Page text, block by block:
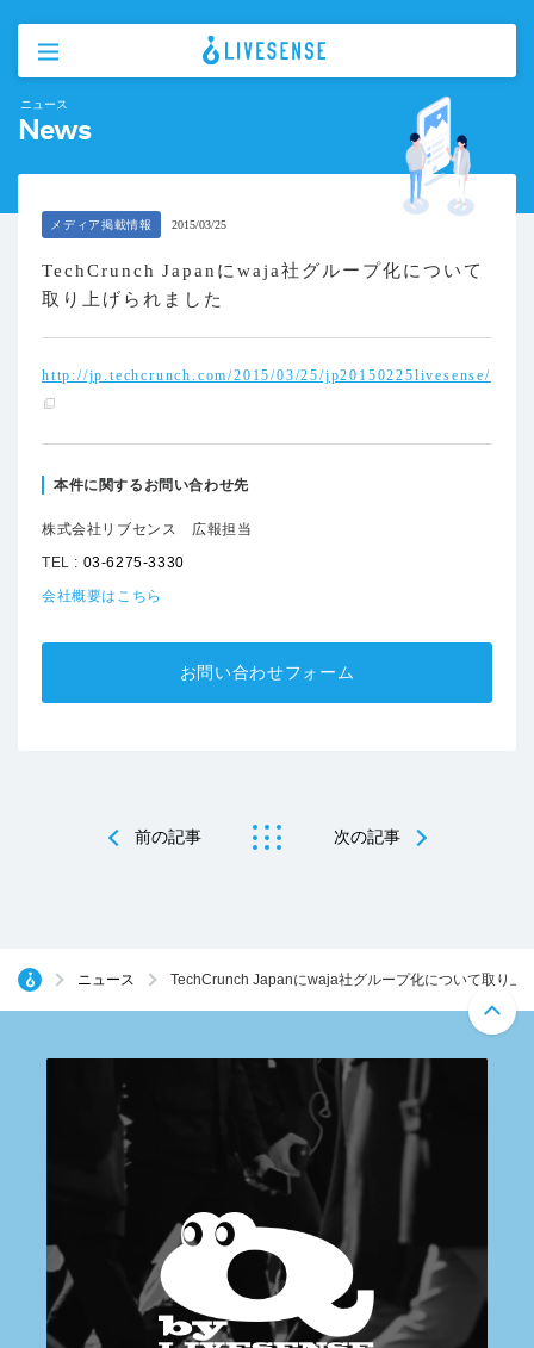
ニュース
News
メディア掲載情報 2015/03/25
TechCrunch Japanにwaja社グループ化について
取り上げられました
http://jp.techcrunch.com/2015/03/25/jp20150225livesense/
本件に関するお問い合わせ先
株式会社リブセンス 広報担当
TEL : 03-6275-3330
会社概要はこちら
お問い合わせフォーム
前の記事 次の記事
ニュース TechCrunch Japanにwaja社グループ化について取り上